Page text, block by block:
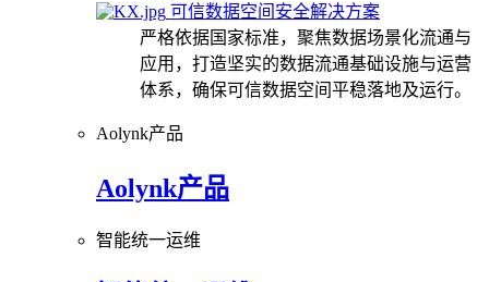
可信数据空间安全解决方案
严格依据国家标准，聚焦数据场景化流通与
应用，打造坚实的数据流通基础设施与运营
体系，确保可信数据空间平稳落地及运行。
Aolynk产品
Aolynk产品
智能统一运维